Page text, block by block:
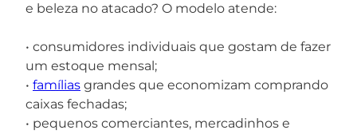
e beleza no atacado? O modelo atende:
• consumidores individuais que gostam de fazer
um estoque mensal;
• famílias grandes que economizam comprando
caixas fechadas;
• pequenos comerciantes, mercadinhos e